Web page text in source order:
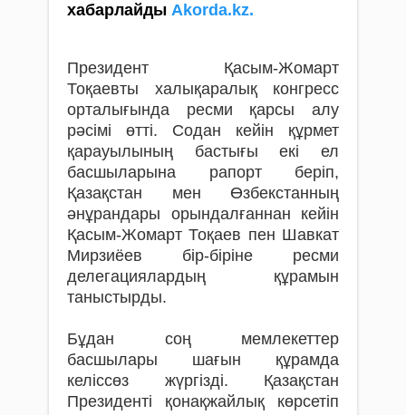
хабарлайды Аkorda.kz.
Президент Қасым-Жомарт
Тоқаевты халықаралық конгресс
орталығында ресми қарсы алу
рәсімі өтті. Содан кейін құрмет
қарауылының бастығы екі ел
басшыларына рапорт беріп,
Қазақстан мен Өзбекстанның
әнұрандары орындалғаннан кейін
Қасым-Жомарт Тоқаев пен Шавкат
Мирзиёев бір-біріне ресми
делегациялардың құрамын
таныстырды.
Бұдан соң мемлекеттер
басшылары шағын құрамда
келіссөз жүргізді. Қазақстан
Президенті қонақжайлық көрсетіп